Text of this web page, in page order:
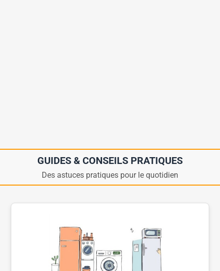
GUIDES & CONSEILS PRATIQUES
Des astuces pratiques pour le quotidien